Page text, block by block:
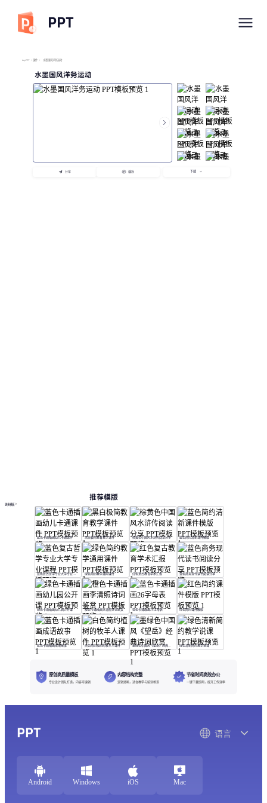
PPT
imyPPT / 课件 / 水墨国风洋务运动
水墨国风洋务运动
分享 播放 下载
推荐模版
更多模板
蓝色卡通插画幼儿卡通课件 黑白极简教育教学课件 棕黄色中国风水浒传阅读分享 蓝色简约清新课件模版
蓝色复古哲学专业大学专业课程 绿色简约教学通用课件 红色复古教育学术汇报 蓝色商务现代读书阅读分享
绿色卡通插画幼儿园公开课 橙色卡通插画李清照诗词鉴赏 蓝色卡通插画26字母表 红色简约课件模版
蓝色卡通插画成语故事 白色简约植树的牧羊人课件 墨绿色中国风《望岳》经典诗词欣赏 绿色清新简约教学说课
原创高质量模板
专业设计团队打造，内容可编辑
内容结构完整
逻辑清晰，适合教学与培训场景
节省时间高效办公
一键下载即用，提升工作效率
PPT 语言
Android Windows iOS Mac